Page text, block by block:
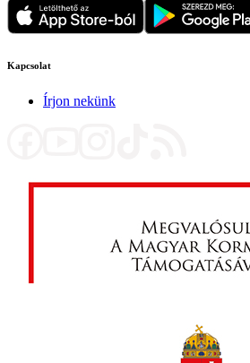
Kapcsolat
Írjon nekünk